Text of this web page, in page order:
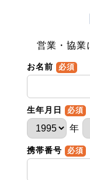
営業・協業
お名前 必須
生年月日 必須
年
携帯番号 必須